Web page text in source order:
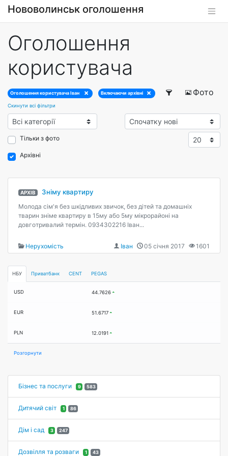
Нововолинськ оголошення
Оголошення
користувача
Оголошення користувача Іван Включаючи архівні Фото
Скинути всі фільтри
Тільки з фото
Архівні
АРХІВ Зніму квартиру
Молода сім'я без шкідливих звичок, без дітей та домашніх
тварин зніме квартиру в 15му або 5му мікрорайоні на
довготривалий термін. 0934302216 Іван...
Нерухомість 1601
05 січня 2017
Іван
НБУ Приватбанк CENT PEGAS
USD 44.7626
EUR 51.6717
PLN 12.0191
Розгорнути
Бізнес та послуги 9 583
Дитячий світ 1 86
Дім і сад 3 247
Дозвілля та розваги 1 43